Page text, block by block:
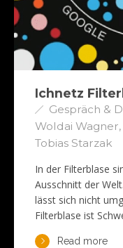
Ichnetz
Gespräch &
Woldai
Tobias Starzak
In der Filterblase
Ausschnitt der
lässt sich nicht
Filterblase ist
Read more